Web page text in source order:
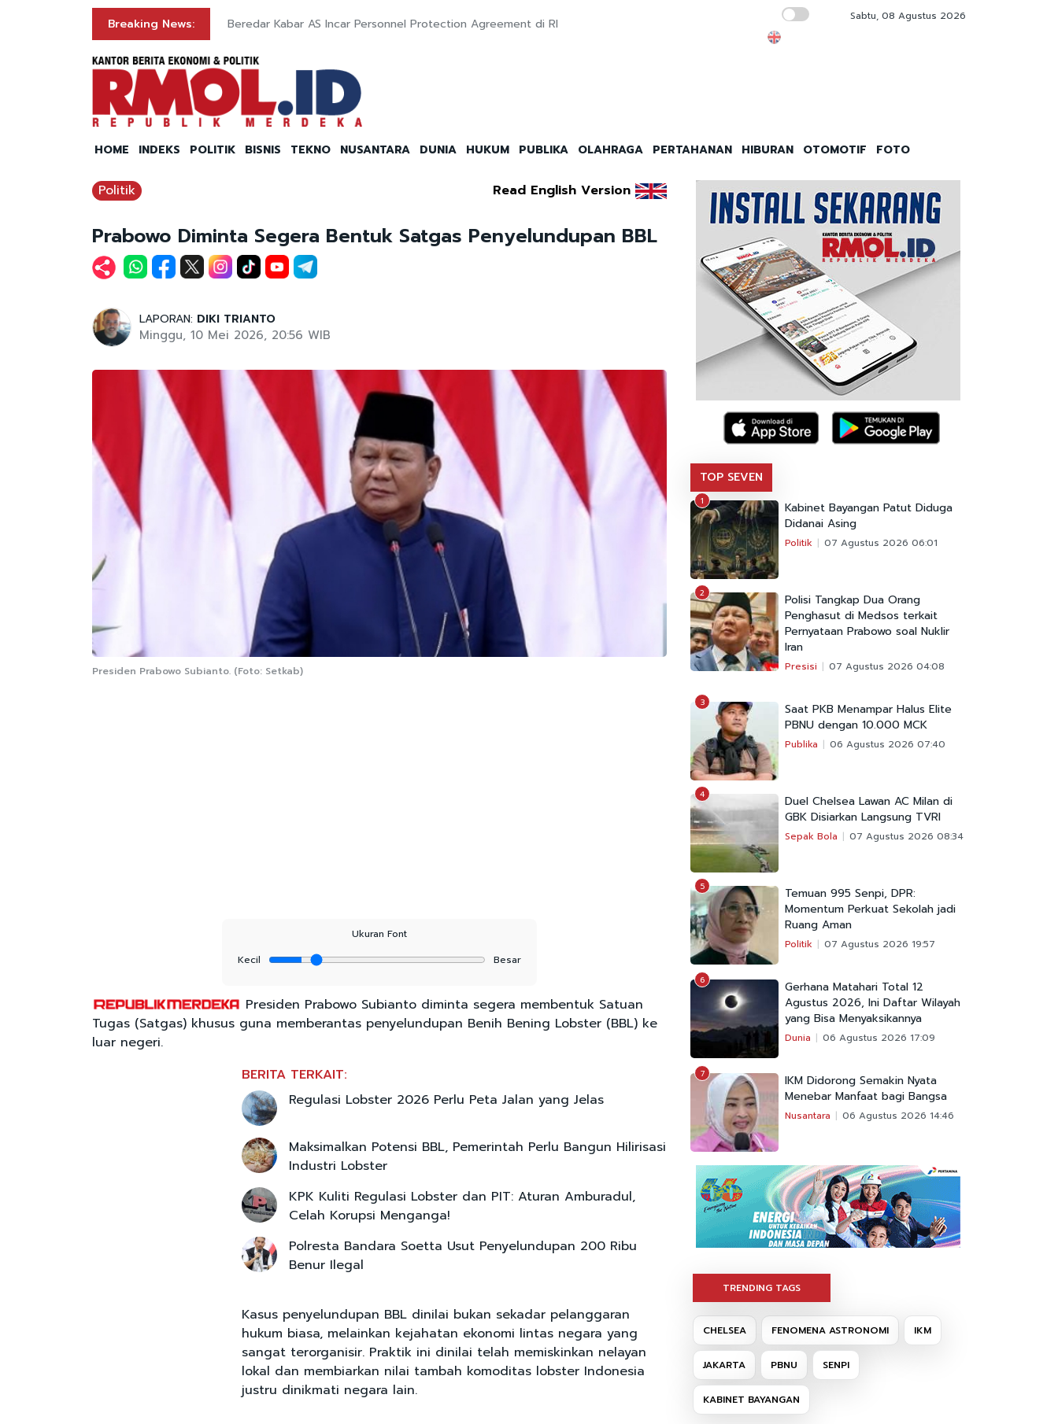
Breaking News: Beredar Kabar AS Incar Personnel Protection Agreement di RI Golkar Ingatkan Kabinet Bayangan
Sabtu, 08 Agustus 2026
HOME INDEKS POLITIK BISNIS TEKNO NUSANTARA DUNIA HUKUM PUBLIKA OLAHRAGA PERTAHANAN HIBURAN OTOMOTIF FOTO
Politik Read English Version
Prabowo Diminta Segera Bentuk Satgas Penyelundupan BBL
LAPORAN: DIKI TRIANTO
Minggu, 10 Mei 2026, 20:56 WIB
Presiden Prabowo Subianto. (Foto: Setkab)
Ukuran Font
Kecil
Besar
Presiden Prabowo Subianto diminta segera membentuk Satuan
Tugas (Satgas) khusus guna memberantas penyelundupan Benih Bening Lobster (BBL) ke
luar negeri.
BERITA TERKAIT:
Regulasi Lobster 2026 Perlu Peta Jalan yang Jelas
Maksimalkan Potensi BBL, Pemerintah Perlu Bangun Hilirisasi
Industri Lobster
KPK Kuliti Regulasi Lobster dan PIT: Aturan Amburadul,
Celah Korupsi Menganga!
Polresta Bandara Soetta Usut Penyelundupan 200 Ribu
Benur Ilegal
Kasus penyelundupan BBL dinilai bukan sekadar pelanggaran
hukum biasa, melainkan kejahatan ekonomi lintas negara yang
sangat terorganisir. Praktik ini dinilai telah memiskinkan nelayan
lokal dan membiarkan nilai tambah komoditas lobster Indonesia
justru dinikmati negara lain.
TOP SEVEN
1
Kabinet Bayangan Patut Diduga
Didanai Asing
Politik 07 Agustus 2026 06:01
2
Polisi Tangkap Dua Orang
Penghasut di Medsos terkait
Pernyataan Prabowo soal Nuklir
Iran
Presisi 07 Agustus 2026 04:08
3
Saat PKB Menampar Halus Elite
PBNU dengan 10.000 MCK
Publika 06 Agustus 2026 07:40
4
Duel Chelsea Lawan AC Milan di
GBK Disiarkan Langsung TVRI
Sepak Bola 07 Agustus 2026 08:34
5
Temuan 995 Senpi, DPR:
Momentum Perkuat Sekolah jadi
Ruang Aman
Politik 07 Agustus 2026 19:57
6
Gerhana Matahari Total 12
Agustus 2026, Ini Daftar Wilayah
yang Bisa Menyaksikannya
Dunia 06 Agustus 2026 17:09
7
IKM Didorong Semakin Nyata
Menebar Manfaat bagi Bangsa
Nusantara 06 Agustus 2026 14:46
TRENDING TAGS
CHELSEA FENOMENA ASTRONOMI IKM
JAKARTA PBNU SENPI
KABINET BAYANGAN